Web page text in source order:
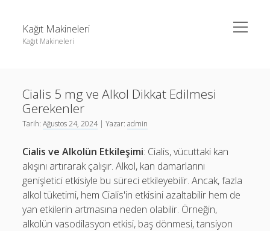
Kağıt Makineleri
Kağıt Makineleri
menüyü
aç
Liste
Sayfa Listesi
Youtube Yorum Kasma Şifresiz
Linkedin Takipçi Kasma Hilesi
Sayfa Listesi
tiktok takipçi sayısı nasıl arttırılır
Youtube Yorum Kasma Şifresiz
Cialis 5 mg ve Alkol Dikkat Edilmesi
Gerekenler
Tarih:Ağustos 24, 2024| Yazar:admin
Cialis ve Alkolün Etkileşimi: Cialis, vücuttaki kan
akışını artırarak çalışır. Alkol, kan damarlarını
genişletici etkisiyle bu süreci etkileyebilir. Ancak, fazla
alkol tüketimi, hem Cialis'in etkisini azaltabilir hem de
yan etkilerin artmasına neden olabilir. Örneğin,
alkolün vasodilasyon etkisi, baş dönmesi, tansiyon